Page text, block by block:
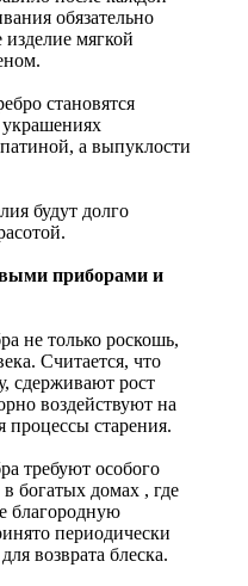
обязательно
изделие мягкой
становятся
а выпуклости
будут долго
приборами и
не только роскошь,
Считается, что
сдерживают рост
воздействуют на
процессы старения.
требуют особого
богатых домах , где
благородную
периодически
возврата блеска.